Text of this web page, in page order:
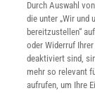
INFO
Mediadaten
Datenschutz
Cookie-
Utiq verwalten
Durch Auswahl
die unter „Wir und
bereitzustellen“
oder Widerruf
deaktiviert sind,
mehr so relevant
aufrufen, um Ihre